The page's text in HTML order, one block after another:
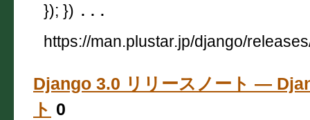
}); }) ...
https://man.plustar.jp/django/
Django 3.0 リリースノート —
ト 0